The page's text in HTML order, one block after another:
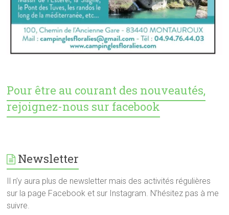
Pour être au courant des nouveautés,
rejoignez-nous sur facebook
Newsletter
Il n’y aura plus de newsletter mais des activités régulières
sur la page Facebook et sur Instagram. N’hésitez pas à me
suivre.